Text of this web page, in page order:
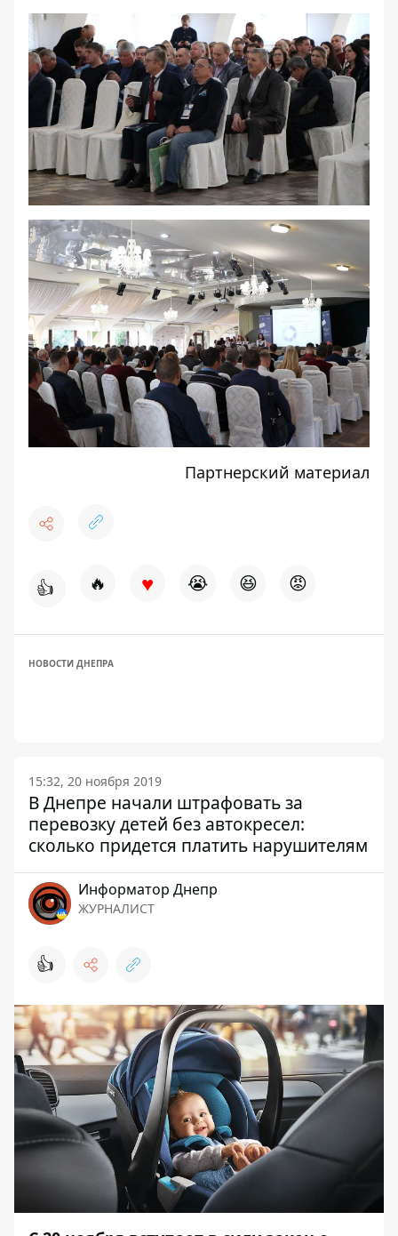
Партнерский материал
👍 🔥 ♥ 😭 😆 😡
НОВОСТИ ДНЕПРА
15:32, 20 ноября 2019
В Днепре начали штрафовать за
перевозку детей без автокресел:
сколько придется платить нарушителям
Информатор Днепр
ЖУРНАЛИСТ
👍